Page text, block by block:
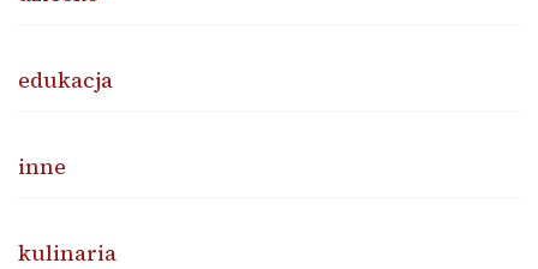
edukacja
inne
kulinaria